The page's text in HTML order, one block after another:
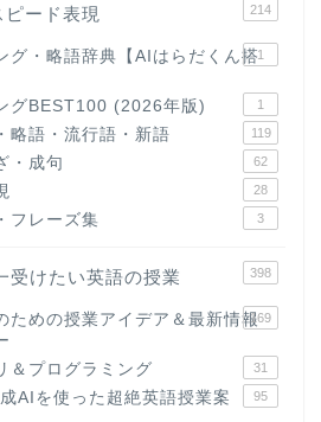
ード表現 214
グ・略語辞典【AIはらだくん搭1
グBEST100 (2026年版) 1
略語・流行語・新語 119
・成句 62
28
フレーズ集 3
受けたい英語の授業 398
ための授業アイデア＆最新情報169
＆プログラミング 31
AIを使った超絶英語授業案 95